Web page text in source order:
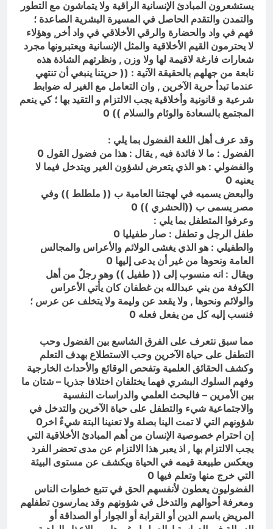
يستشعرون المبادئ الإنسانية الراقية ولا يتماشون مع التطور
والتمدن والتقدم الحاصل في المسيرة البشرية الصاعدة ؛
فهم في واد والحضارة والرقي الأخلاقي في واد أخر, وهؤلاء
لا يحترمون القيم الأخلاقية والمثل الإنسانية ويعتبرونها مجرد
شعارات فارغة لاقيمة لها ولا وزن , ونظرتهم الشاذة هذه
نابعة من جهلهم بالحقيقة الآتية : (( حريتنا ينبغي أن تنتهي
عندما تبدأ حرية الآخرين , وان التعامل مع الغير له ضوابط
شرعية و قانونية وأخلاقية يجب الالتزام و التقيد بها ؛ كي ينعم
المجتمع بالسعادة والوئام والسلام )) 0
وقد عرف أهل اللغة الفضول بما يلي :
الفضول : ما لا فائدة فيه , يقال : هذا من فضول القول 0
والفضولي : هو الذي يتعرض لشؤون الغير ويتدخل فيما لا
يعنيه 0
والبعض يسميه في لهجتنا العامية ب (( ملطلط )) وفي
مصر يسمى ب ((الحشري )) 0
وعرفوا المتطفل بما يلي :
طفل الرجل و تطفل : صار طفيليا 0
والطفيلي : هو الذي يغشى الولائم والأعراس والمجالس
العامة ونحوها من غير أن يدعى إليها 0
ويقال : انه منسوب إلى (( طفيل )) وهو رجلٌ من أهل
الكوفة من بني عبدالله بن غطفان كان يأتي الأعراس
والولائم ونحوها , ولا يقعد عن وليمة ولا يتخلف عن عرس ؛
فنسب إليه كل من يفعل فعله 0
مما سبق نتعرف على الفرق الشاسع بين الفضول وحب
التطفل على حياة الآخرين وحب الاستطلاع بهدف التعلم
وكشف الحقائق العلمية وتفحص الوقائع والأحداث الخارجية
وفهم السلوك البشري فهما يختلفان اختلافا جذريا – شتان ما
بين الأمرين – فالبحث العلمي والدراسات النفسية
والاجتماعية شيء والتطفل على حياة الآخرين والتدخل في
شؤونهم التي لا تمت الينا بصلة ولا تعنينا البتة شيءٌ اخر0
إن احترام خصوصية الإنسان من أهم المبادئ الأخلاقية التي
يجب الالتزام بها , اذ يعبر هذا الالتزام عن مدى تحضر الفرد
ويعكس طبيعة قيمه في الحياة ويكشف عن مستوى البيئة
التي خرج منها وتعلم فيها 0
الفضوليون يعطون لأنفسهم الحق في تتبع خطوات الناس
ومعرفة أحوالهم والتدخل في شؤونهم وقد يمارسون تطفلهم
المريض باسم الدين أو القرابة أو الجوار أو الصداقة أو